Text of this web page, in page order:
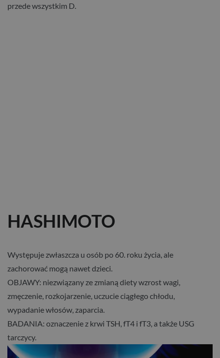
przede wszystkim D.
HASHIMOTO
Występuje zwłaszcza u osób po 60. roku życia, ale
zachorować mogą nawet dzieci.
OBJAWY: niezwiązany ze zmianą diety wzrost wagi,
zmęczenie, rozkojarzenie, uczucie ciągłego chłodu,
wypadanie włosów, zaparcia.
BADANIA: oznaczenie z krwi TSH, fT4 i fT3, a także USG
tarczycy.